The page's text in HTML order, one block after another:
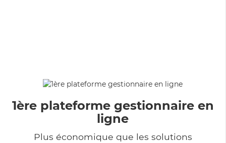
1ère plateforme gestionnaire en
ligne
Plus économique que les solutions